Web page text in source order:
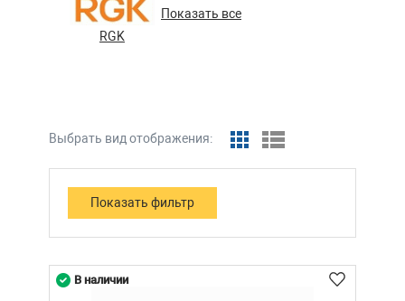
RGK
Показать все
Выбрать вид отображения:
В наличии